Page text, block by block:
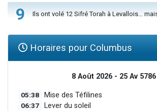
9 Ils ont volé 12 Sifré Torah à Levallois…
Horaires pour Columbus
8 Août 2026 - 25 Av 5786
05:38 Mise des Téfilines
06:37 Lever du soleil